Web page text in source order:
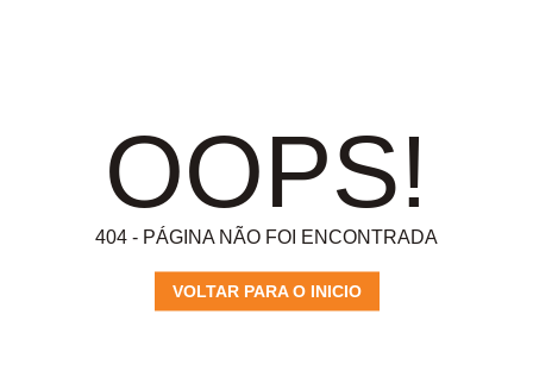
OOPS!
404 - PÁGINA NÃO FOI ENCONTRADA
VOLTAR PARA O INICIO